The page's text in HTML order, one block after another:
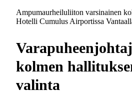
Ampumaurheiluliiton varsinainen
Hotelli Cumulus Airportissa
kolmen
valinta